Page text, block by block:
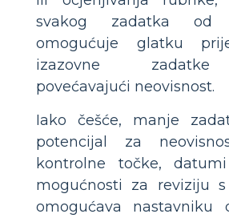
svakog zadatka od
omogućuje glatku
izazovne zadatke
povećavajući neovisnost.
Iako češće, manje
potencijal za
kontrolne točke,
mogućnosti za reviziju
omogućava nastavniku